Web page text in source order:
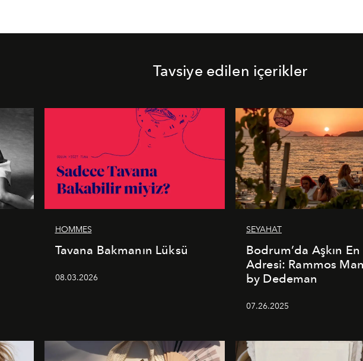
Tavsiye edilen içerikler
HOMMES
Tavana Bakmanın Lüksü
08.03.2026
SEYAHAT
Bodrum’da Aşkın
Adresi: Rammos
by Dedeman
07.26.2025